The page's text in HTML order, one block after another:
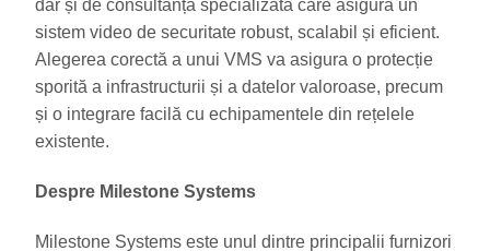
dar și de consultanță specializată care asigură un
sistem video de securitate robust, scalabil și eficient.
Alegerea corectă a unui VMS va asigura o protecție
sporită a infrastructurii și a datelor valoroase, precum
și o integrare facilă cu echipamentele din rețelele
existente.
Despre Milestone Systems
Milestone Systems este unul dintre principalii furnizori